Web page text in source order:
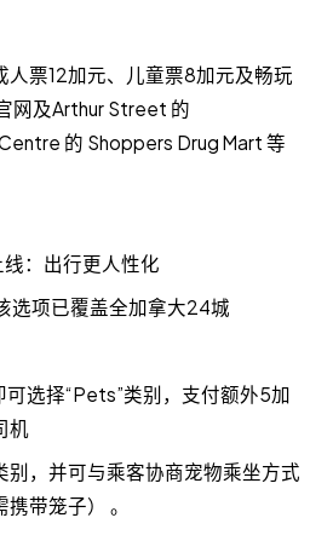
人票12加元、儿童票8加元及畅玩
网及Arthur Street 的
的 Shoppers Drug Mart 等
线：出行更人性化
选项已覆盖全加拿大24城
选择“Pets”类别，支付额外5加
机
别，并可与乘客协商宠物乘坐方式
带笼子） 。